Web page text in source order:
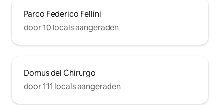
Parco Federico Fellini
door 10 locals aangeraden
Domus del Chirurgo
door 111 locals aangeraden